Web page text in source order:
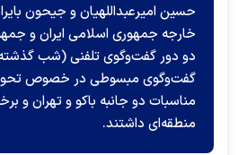
حسین امیرعبداللهیان و جیحون
خارجه جمهوری اسلامی ایران و
دو دور گفت‌وگوی تلفنی (شب
گفت‌وگوی مبسوطی در خصوص
مناسبات دو جانبه باکو و تهران و
منطقه‌ای داشتند.